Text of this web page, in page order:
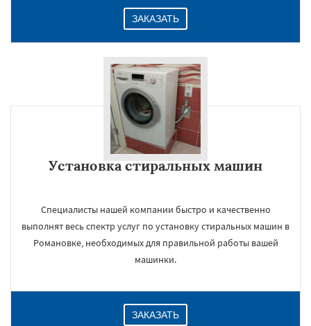
ЗАКАЗАТЬ
Установка стиральных машин
Специалисты нашей компании быстро и качественно
выполнят весь спектр услуг по установку стиральных машин в
Романовке, необходимых для правильной работы вашей
машинки.
ЗАКАЗАТЬ